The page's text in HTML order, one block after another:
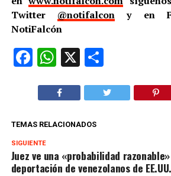
Twitter @notifalcon y en
NotiFalcón
Facebook
WhatsApp
X
TEMAS RELACIONADOS
SIGUIENTE
Juez ve una «probabilidad
deportación de venezolanos de EE.UU.